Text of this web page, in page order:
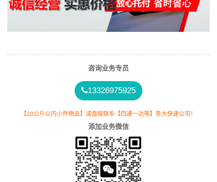
咨询业务专员
13326975925
【20公斤以内小件物品】请直接联系【四通一达等】各大快递公司！
添加业务微信